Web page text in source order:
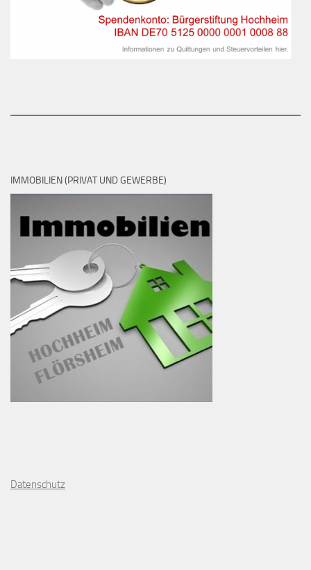
IMMOBILIEN (PRIVAT UND GEWERBE)
Datenschutz